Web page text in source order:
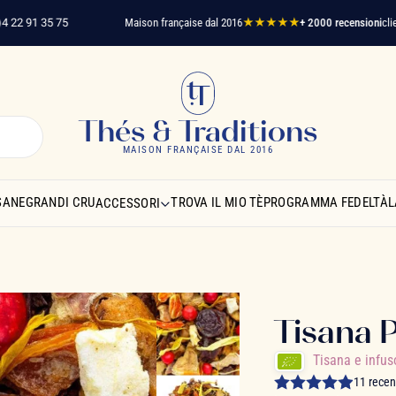
35 75 Maison française dal 2016★★★★★+ 2000 recensioniclienti
Thés & Traditions
MAISON FRANÇAISE DAL 2016
GRANDI CRUACCESSORI TROVA IL MIO TÈPROGRAMMA FEDELTÀ
Tisana
Tisana e
11